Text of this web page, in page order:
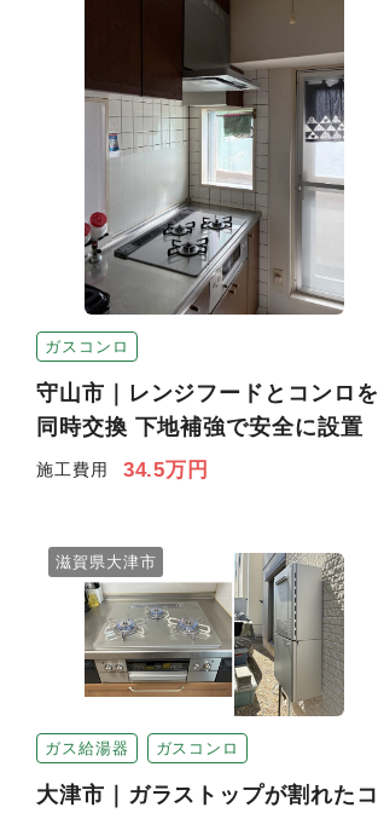
ガスコンロ
守山市｜レンジフードとコンロを
同時交換 下地補強で安全に設置
施工費用 34.5万円
ガス給湯器 ガスコンロ
滋賀県大津市
大津市｜ガラストップが割れたコ